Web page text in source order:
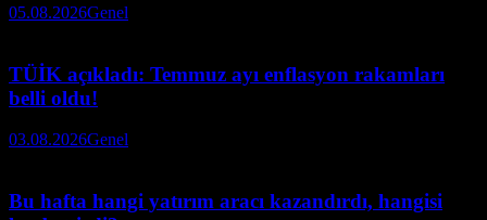
05.08.2026Genel
TÜİK açıkladı: Temmuz ayı enflasyon rakamları
belli oldu!
03.08.2026Genel
Bu hafta hangi yatırım aracı kazandırdı, hangisi